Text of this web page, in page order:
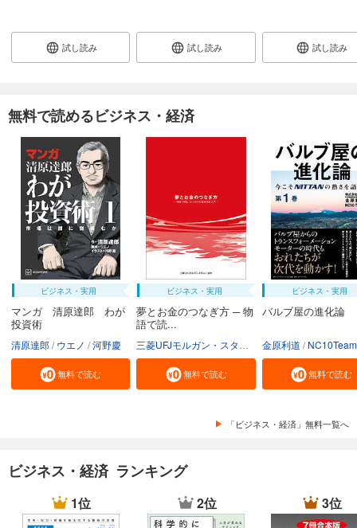
試し読み 試し読み 試し読み
無料で読めるビジネス・経済
ビジネス・実用
マンガ 清原達郎 わが
投資術
清原達郎 ウエノ 河野慶
無料で読む
ビジネス・実用
夢とお金のつなぎ方 ─ 物
語で読...
無料で読む
ビジネス・実用
バルブ屋の進化論
金原利道 NC10Team
無料で読む
「ビジネス・経済」無料一覧へ
ビジネス・経済 ランキング
1位 2位 3位